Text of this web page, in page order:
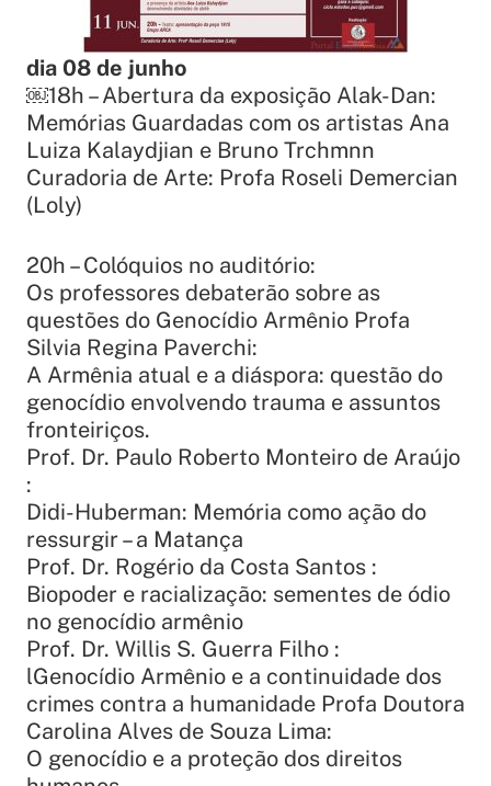
dia 08 de junho
￼18h – Abertura da exposição Alak-Dan:
Memórias Guardadas com os artistas Ana
Luiza Kalaydjian e Bruno Trchmnn
Curadoria de Arte: Profa Roseli Demercian
(Loly)
20h – Colóquios no auditório:
Os professores debaterão sobre as
questões do Genocídio Armênio Profa
Silvia Regina Paverchi:
A Armênia atual e a diáspora: questão do
genocídio envolvendo trauma e assuntos
fronteiriços.
Prof. Dr. Paulo Roberto Monteiro de Araújo
:
Didi-Huberman: Memória como ação do
ressurgir – a Matança
Prof. Dr. Rogério da Costa Santos :
Biopoder e racialização: sementes de ódio
no genocídio armênio
Prof. Dr. Willis S. Guerra Filho :
lGenocídio Armênio e a continuidade dos
crimes contra a humanidade Profa Doutora
Carolina Alves de Souza Lima:
O genocídio e a proteção dos direitos